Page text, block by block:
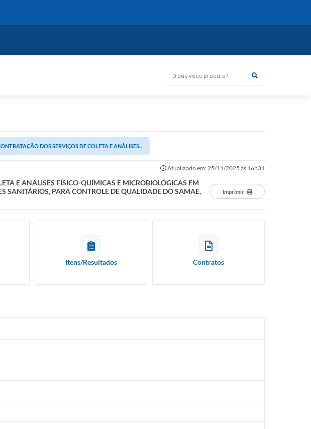
O que voce procura?
DOS SERVIÇOS DE COLETA E ANÁLISES...
Atualizado em: 25/11/2025 às 16h31
E ANÁLISES FÍSICO-QUÍMICAS E MICROBIOLÓGICAS EM
SANITÁRIOS, PARA CONTROLE DE QUALIDADE DO SAMAE,
Imprimir
Itens/Resultados Contratos